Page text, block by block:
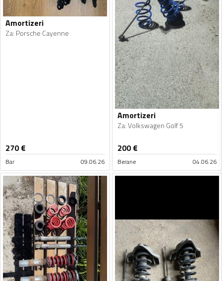
Amortizeri
Za: Porsche Cayenne
270€
Bar 09.06.26
Amortizeri
Za:Volkswagen Golf 5
200€
Berane 04.06.26